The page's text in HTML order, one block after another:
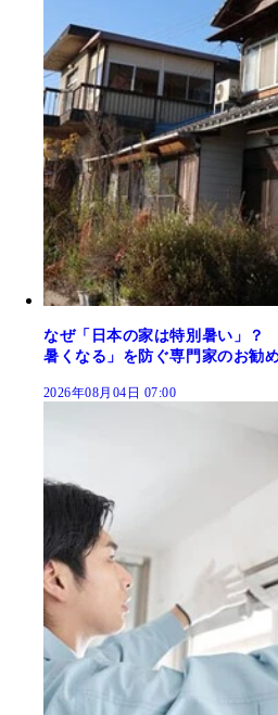
なぜ「日本の家は特別暑い」？
暑くなる」を防ぐ専門家のお勧
2026年08月04日 07:00